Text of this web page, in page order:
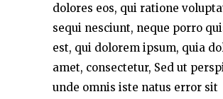
dolores eos, qui ratione
sequi nesciunt, neque porro
est, qui dolorem ipsum, quia
amet, consectetur, Sed ut
unde omnis iste natus error sit